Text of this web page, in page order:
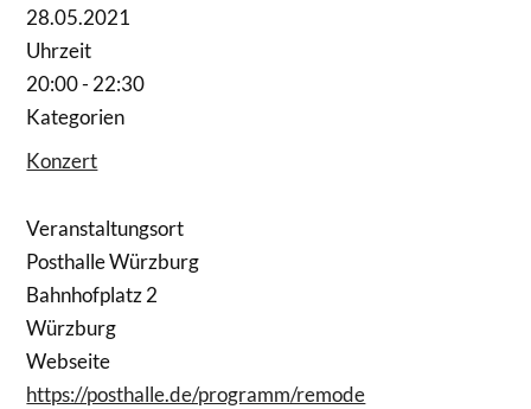
28.05.2021
Uhrzeit
20:00 - 22:30
Kategorien
Konzert
Veranstaltungsort
Posthalle Würzburg
Bahnhofplatz 2
Würzburg
Webseite
https://posthalle.de/programm/remode